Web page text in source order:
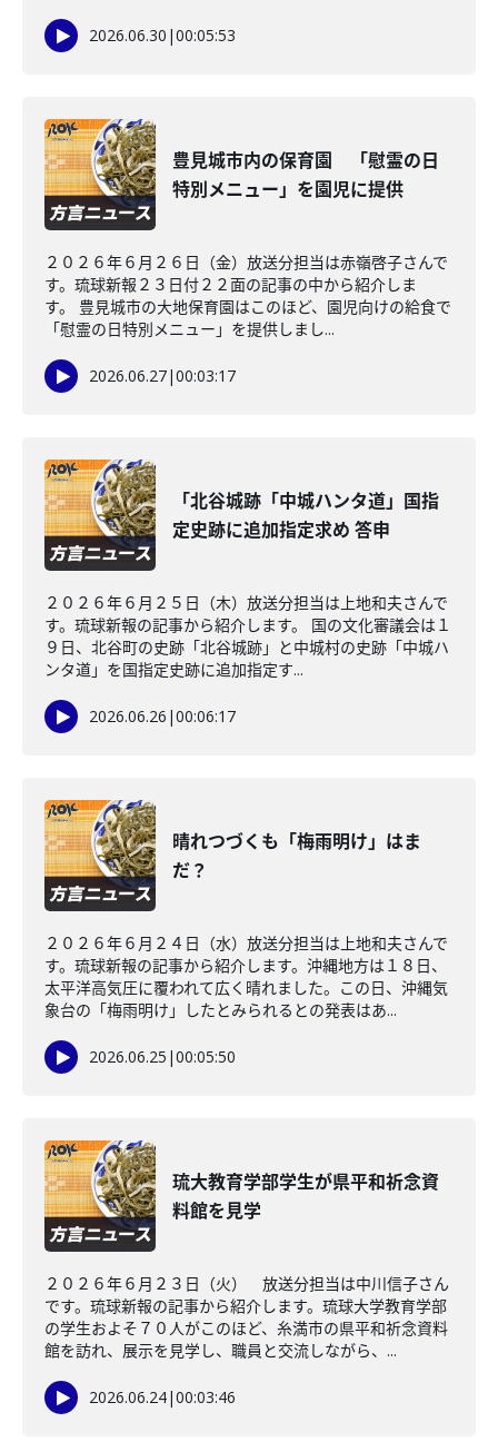
2026.06.30 |00:05:53
豊見城市内の保育園 「慰霊の日
特別メニュー」を園児に提供
２０２６年６月２６日（金）放送分担当は赤嶺啓子さんで
す。琉球新報２３日付２２面の記事の中から紹介しま
す。 豊見城市の大地保育園はこのほど、園児向けの給食で
「慰霊の日特別メニュー」を提供しまし...
2026.06.27|00:03:17
「北谷城跡「中城ハンタ道」国指
定史跡に追加指定求め 答申
２０２６年６月２５日（木）放送分担当は上地和夫さんで
す。琉球新報の記事から紹介します。 国の文化審議会は１
９日、北谷町の史跡「北谷城跡」と中城村の史跡「中城ハ
ンタ道」を国指定史跡に追加指定す...
2026.06.26 |00:06:17
晴れつづくも「梅雨明け」はま
だ？
２０２６年６月２４日（水）放送分担当は上地和夫さんで
す。琉球新報の記事から紹介します。沖縄地方は１８日、
太平洋高気圧に覆われて広く晴れました。この日、沖縄気
象台の「梅雨明け」したとみられるとの発表はあ...
2026.06.25 |00:05:50
琉大教育学部学生が県平和祈念資
料館を見学
２０２６年６月２３日（火） 放送分担当は中川信子さん
です。琉球新報の記事から紹介します。琉球大学教育学部
の学生およそ７０人がこのほど、糸満市の県平和祈念資料
館を訪れ、展示を見学し、職員と交流しながら、...
2026.06.24|00:03:46